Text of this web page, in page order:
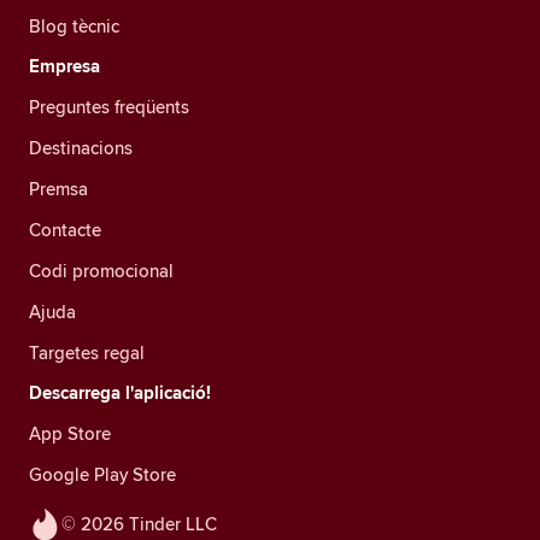
© 2026 Tinder LLC
Blog tècnic
Empresa
Preguntes freqüents
Destinacions
Premsa
Contacte
Codi promocional
Ajuda
Targetes regal
Descarrega l'aplicació!
App Store
Google Play Store